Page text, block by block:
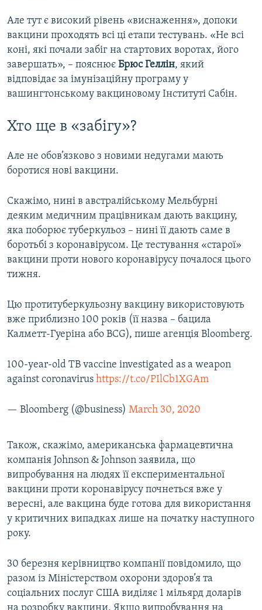
Але тут є високий рівень «виснаження», допоки
вакцини проходять всі ці етапи тестувань. «Не всі
коні, які почали забіг на стартових воротах, його
завершать», – пояснює Брюс Геллін, який
відповідає за імунізаційну програму у
вашингтонському вакциновому Інституті Сабін.
Хто ще в «забігу»?
Але не обов’язково з новими недугами мають
боротися нові вакцини.
Скажімо, нині в австралійському Мельбурні
деяким медичним працівникам дають вакцину,
яка поборює туберкульоз – нині її дають саме в
боротьбі з коронавірусом. Це тестування «старої»
вакцини проти нового коронавірусу почалося цього
тижня.
Цю протитуберкульозну вакцину використовують
вже приблизно 100 років (її назва – бацила
Калметт-Гуеріна або BCG), пише агенція Bloomberg.
100-year-old TB vaccine investigated as a weapon
against coronavirus https://t.co/PIlCb1XGAm
— Bloomberg (@business) March 30, 2020
Також, скажімо, американська фармацевтична
компанія Johnson & Johnson заявила, що
випробування на людях її експериментальної
вакцини проти коронавірусу почнеться вже у
вересні, але вакцина буде готова для використання
у критичних випадках лише на початку наступного
року.
30 березня керівництво компанії повідомило, що
разом із Міністерством охорони здоров’я та
соціальних послуг США виділяє 1 мільярд доларів